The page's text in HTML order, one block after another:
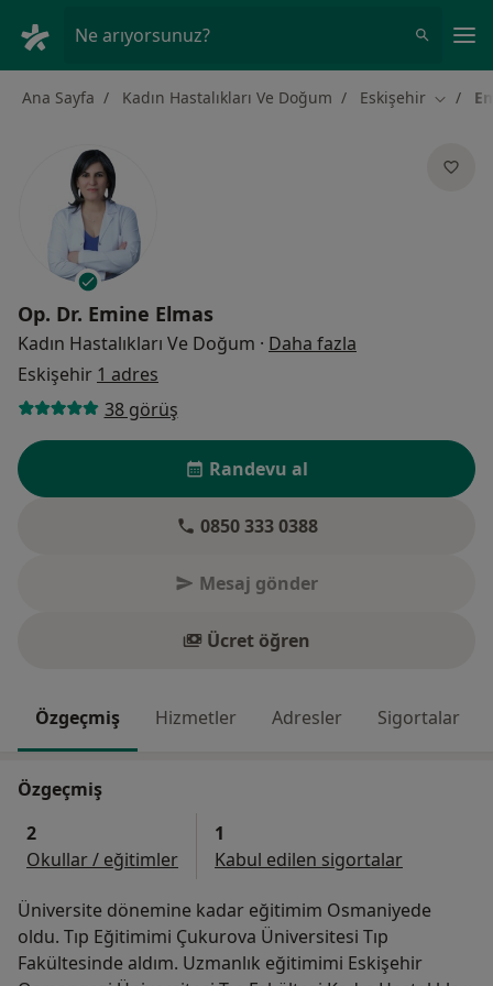
Ne arıyorsunuz?
Ana Sayfa Kadın Hastalıkları Ve Doğum Eskişehir Şehir
Op. Dr. Emine Elmas
Kadın Hastalıkları Ve Doğum · Daha fazla
Eskişehir 1 adres
38 görüş
Randevu al
0850 333 0388
Mesaj gönder
Ücret öğren
Özgeçmiş Hizmetler Adresler Sigortalar
Özgeçmiş
2
Okullar / eğitimler
1
Kabul edilen sigortalar
Üniversite dönemine kadar eğitimim Osmaniyede
oldu. Tıp Eğitimimi Çukurova Üniversitesi Tıp
Fakültesinde aldım. Uzmanlık eğitimimi Eskişehir